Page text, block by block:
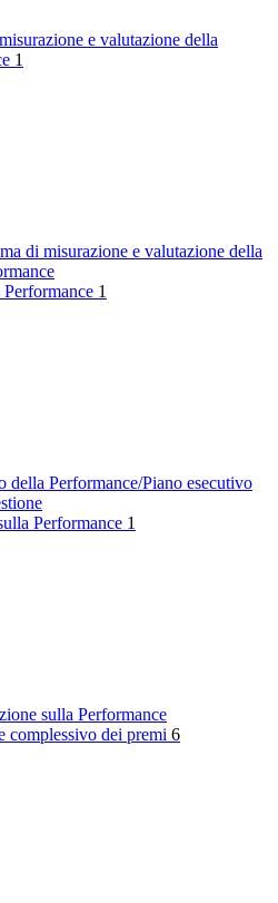
e valutazione della
1
di misurazione e valutazione della
1
della Performance/Piano esecutivo
Performance 1
sulla Performance
complessivo dei premi 6